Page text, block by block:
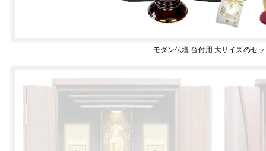
モダン仏壇 台付用 大サイズのセ